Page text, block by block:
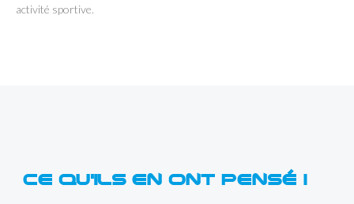
activité sportive.
CE QU'ILS EN ONT PENSÉ !